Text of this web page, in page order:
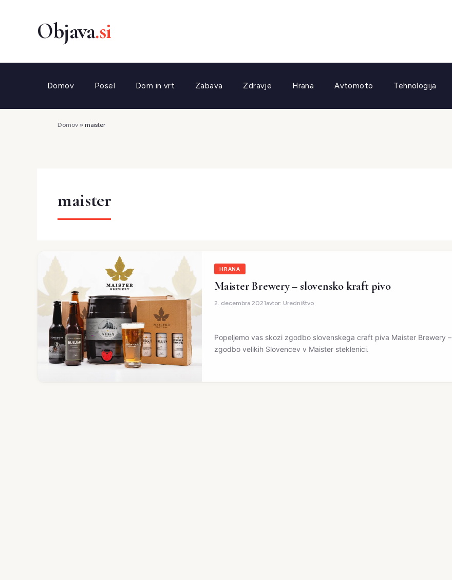
Domov Posel Dom in vrt Zabava Zdravje Hrana Avtomoto Tehnologija
Domov » maister
maister
HRANA
Maister Brewery – slovensko kraft pivo
2. decembra 2021avtor: Uredništvo
Popeljemo vas skozi zgodbo slovenskega craft piva Maister Brewery –
zgodbo velikih Slovencev v Maister steklenici.